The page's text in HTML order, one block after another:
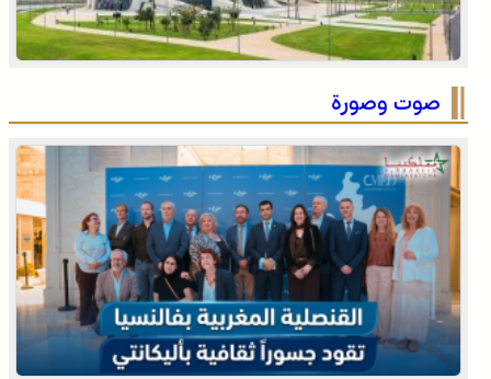
وادي زم .. مبادرة تطوعية لشباب المدينة تعيد الاعتبار لمقبرة
الجديدة .. افتتاح فعاليات موسم مولاي عبد الله أمغار
صوت وصورة